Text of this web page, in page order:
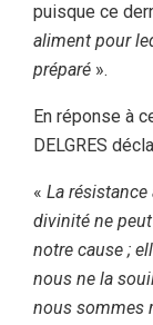
puisque ce
aliment pour
préparé ».
En réponse à
DELGRES
« La résistance
divinité ne
notre cause ;
nous ne la
nous sommes